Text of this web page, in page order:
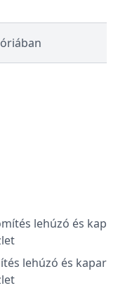
lehúzó és kaparó